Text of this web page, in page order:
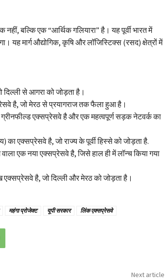
बल्कि एक “आर्थिक गलियारा” है। यह पूर्वी भारत में
यह मार्ग औद्योगिक, कृषि और लॉजिस्टिक्स (रसद) क्षेत्रों में
से आगरा को जोड़ता है।
है, जो मेरठ से प्रयागराज तक फैला हुआ है।
एक्सप्रेसवे है और एक महत्वपूर्ण सड़क नेटवर्क का
एक्सप्रेसवे है, जो राज्य के पूर्वी हिस्से को जोड़ता है.
एक नया एक्सप्रेसवे है, जिसे हाल ही में लॉन्च किया गया
है, जो दिल्ली और मेरठ को जोड़ता है।
महंगा प्रोजेक्ट यूपी सरकार लिंक एक्सप्रेसवे
Next article